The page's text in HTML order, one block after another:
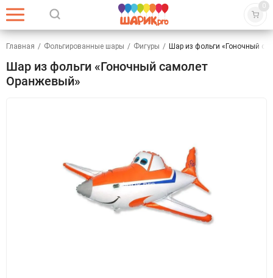
0
Главная / Фольгированные шары / Фигуры / Шар из фольги «Гоночный
Шар из фольги «Гоночный самолет
Оранжевый»